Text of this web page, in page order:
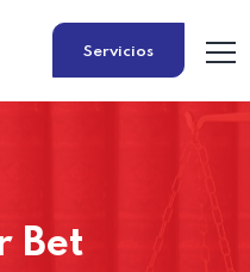
Servicios
Bet